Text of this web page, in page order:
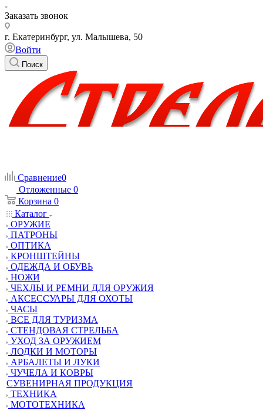
Заказать звонок
г. Екатеринбург, ул. Малышева, 50
Войти
Поиск
Сравнение0
Отложенные 0
Корзина 0
Каталог
ОРУЖИЕ
ПАТРОНЫ
ОПТИКА
КРОНШТЕЙНЫ
ОДЕЖДА И ОБУВЬ
НОЖИ
ЧЕХЛЫ И РЕМНИ ДЛЯ ОРУЖИЯ
АКСЕССУАРЫ ДЛЯ ОХОТЫ
ЧАСЫ
ВСЕ ДЛЯ ТУРИЗМА
СТЕНДОВАЯ СТРЕЛЬБА
УХОД ЗА ОРУЖИЕМ
ЛОДКИ И МОТОРЫ
АРБАЛЕТЫ И ЛУКИ
ЧУЧЕЛА И КОВРЫ
СУВЕНИРНАЯ ПРОДУКЦИЯ
ТЕХНИКА
МОТОТЕХНИКА